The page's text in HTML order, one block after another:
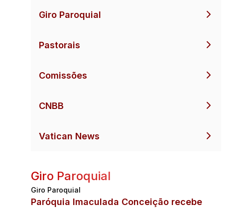
Giro Paroquial
Pastorais
Comissões
CNBB
Vatican News
Giro Paroquial
Giro Paroquial
Paróquia Imaculada Conceição recebe